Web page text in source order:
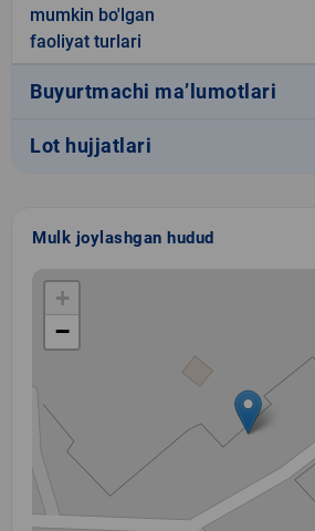
mumkin bo'lgan
faoliyat turlari
Buyurtmachi ma’lumotlari
Lot hujjatlari
Mulk joylashgan hudud
+
−